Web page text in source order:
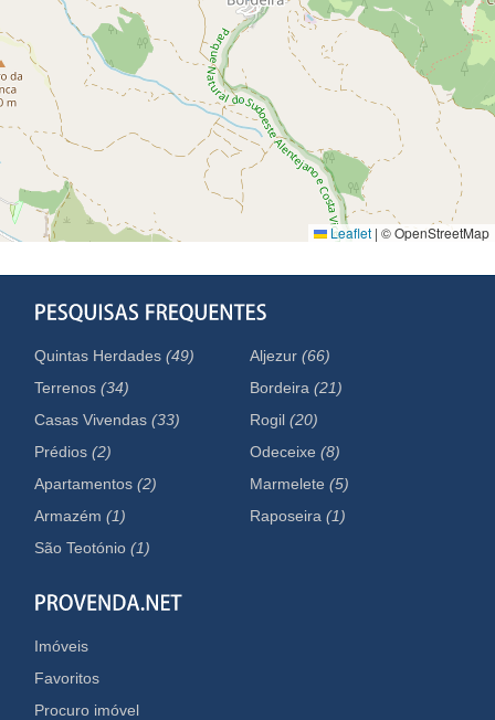
Leaflet | © OpenStreetMap
Quintas Herdades(49)
Terrenos(34)
Casas Vivendas(33)
Prédios(2)
Apartamentos(2)
Armazém(1)
Aljezur(66)
Bordeira(21)
Rogil(20)
Odeceixe(8)
Marmelete(5)
Raposeira(1)
São Teotónio(1)
Imóveis
Favoritos
Procuro imóvel